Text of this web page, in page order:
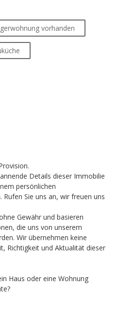
vorhanden
Details dieser Immobilie
persönlichen
Sie uns an, wir freuen uns
Gewähr und basieren
die uns von unserem
Wir übernehmen keine
Richtigkeit und Aktualität dieser
Haus oder eine Wohnung